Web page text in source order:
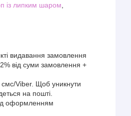
із липким шаром
видавання замовлення
від суми замовлення +
смс/Viber. Щоб уникнути
на пошті.
оформленням